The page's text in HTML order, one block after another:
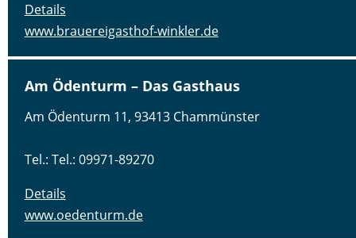
Details
www.brauereigasthof-winkler.de
Am Ödenturm – Das Gasthaus
Am Ödenturm 11, 93413 Chammünster
Tel.: Tel.: 09971-89270
Details
www.oedenturm.de